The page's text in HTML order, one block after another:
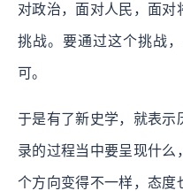
对政治，面对人民，面对
挑战。要通过这个挑战
可。
于是有了新史学，就表示
录的过程当中要呈现什么
个方向变得不一样，态度